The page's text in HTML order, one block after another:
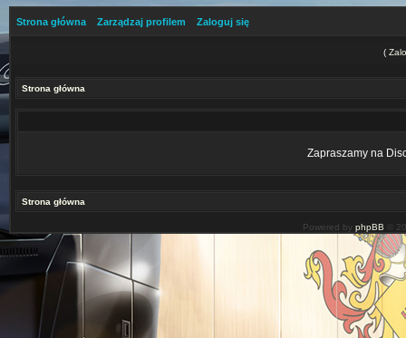
Strona główna Zarządzaj profilem Zaloguj się
(
Strona główna
Zapraszamy na
Strona główna
Powered by phpBB ©